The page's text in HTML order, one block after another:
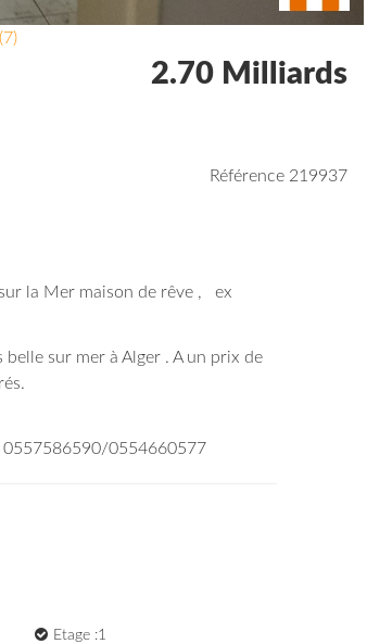
2.70 Milliards
Référence 219937
la Mer maison de rêve , ex
belle sur mer à Alger . A un prix de
0554660577
Etage :1